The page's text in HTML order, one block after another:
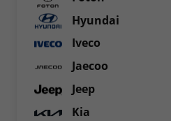
Hyundai
Iveco
Jaecoo
Jeep
Kia